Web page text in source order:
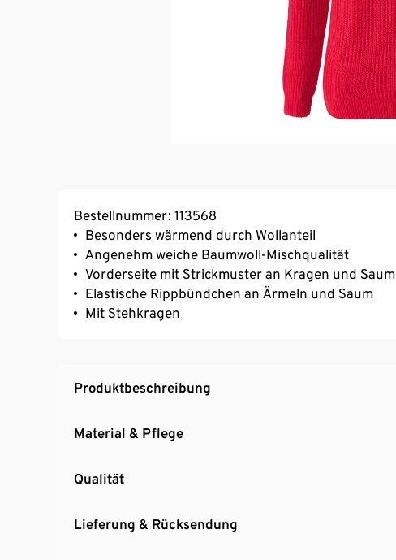
Bestellnummer: 113568
Besonders wärmend durch Wollanteil
Angenehm weiche Baumwoll-Mischqualität
Vorderseite mit Strickmuster an Kragen und Saum
Elastische Rippbündchen an Ärmeln und Saum
Mit Stehkragen
Produktbeschreibung
Material & Pflege
Qualität
Lieferung & Rücksendung